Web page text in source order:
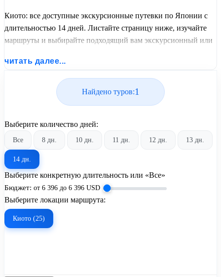
Киото: все доступные экскурсионные путевки по Японии с
длительностью 14 дней. Листайте страницу ниже, изучайте
маршруты и выбирайте подходящий вам экскурсионный или
читать далее...
Найдено туров:1
Выберите количество дней:
Все 8 дн. 10 дн. 11 дн. 12 дн. 13 дн.
14 дн.
Выберите конкретную длительность или «Все»
Бюджет: от 6 396 до 6 396 USD
Выберите локации маршрута:
Киото (25)